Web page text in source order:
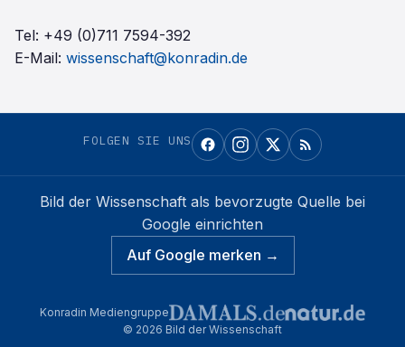
Tel: +49 (0)711 7594-392
E-Mail: wissenschaft@konradin.de
FOLGEN SIE UNS
Bild der Wissenschaft als bevorzugte Quelle bei
Google einrichten
Auf Google merken →
Konradin Mediengruppe
© 2026 Bild der Wissenschaft